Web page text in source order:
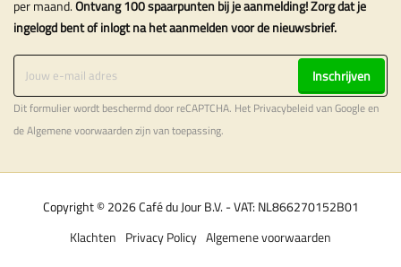
per maand.Ontvang 100 spaarpunten bij je aanmelding! Zorg dat je
ingelogd bent of inlogt na het aanmelden voor de nieuwsbrief.
Inschrijven
Dit formulier wordt beschermd door reCAPTCHA. Het Privacybeleidvan Google en
deAlgemene voorwaardenzijn van toepassing.
Copyright © 2026 Café du Jour B.V. - VAT: NL866270152B01
Algemene voorwaarden
Privacy Policy
Klachten